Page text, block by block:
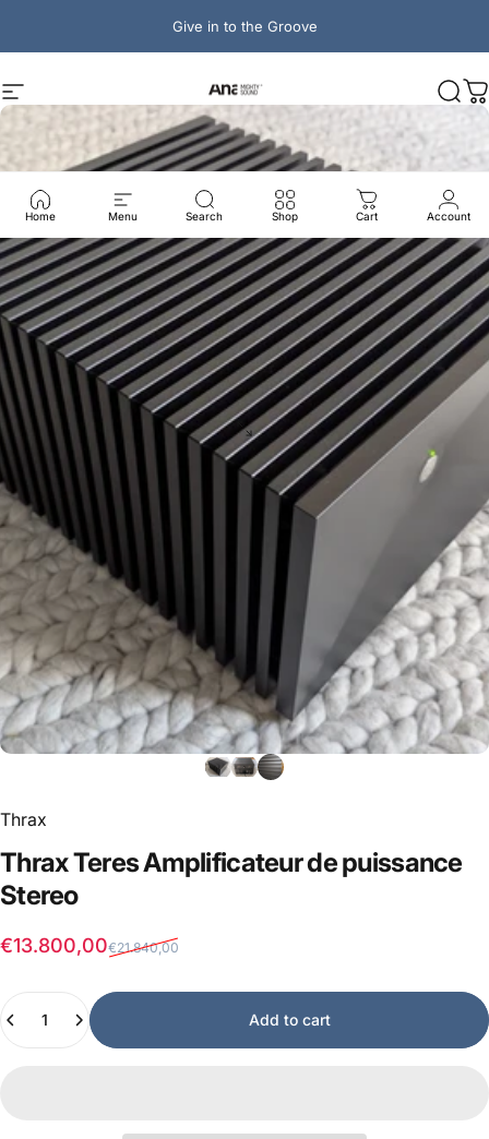
Give in to the Groove
Site navigation Ana Mighty Sound
Home Menu Search Shop Cart Account
Thrax
ThraxTeresAmplificateurdepuissance
Stereo
Sale price
€13.800,00
Regular price€21.840,00
Quantity
Add to cart